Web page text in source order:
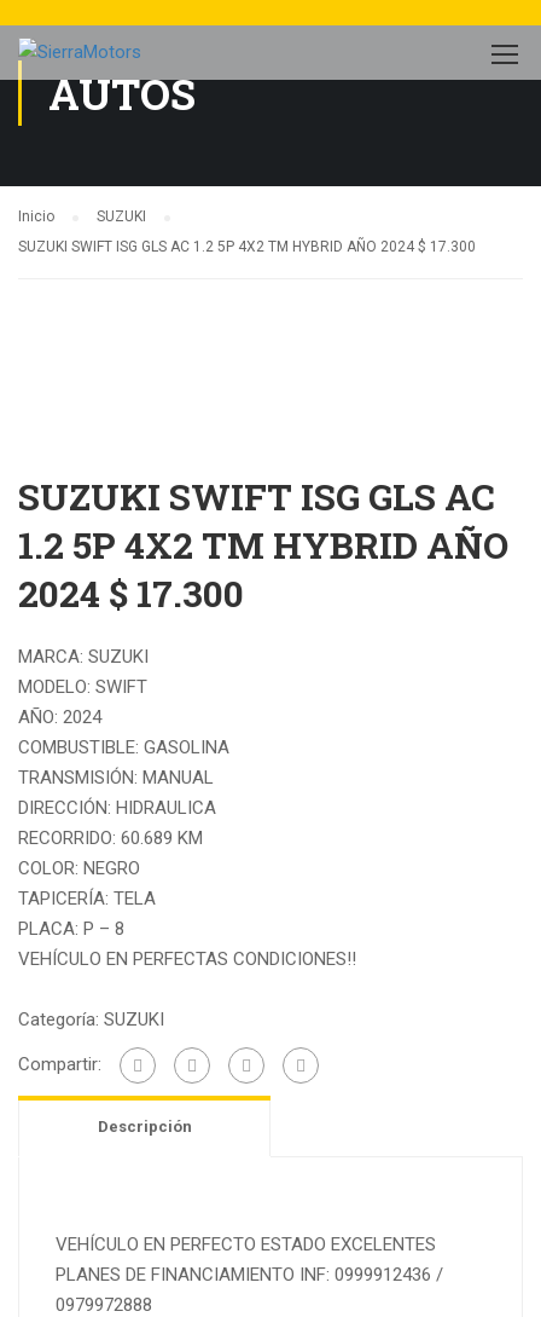
AUTOS
Inicio
SUZUKI
SUZUKI SWIFT ISG GLS AC 1.2 5P 4X2 TM HYBRID AÑO 2024 $ 17.300
SUZUKI SWIFT ISG GLS AC
1.2 5P 4X2 TM HYBRID AÑO
2024 $ 17.300
MARCA: SUZUKI
MODELO: SWIFT
AÑO: 2024
COMBUSTIBLE: GASOLINA
TRANSMISIÓN: MANUAL
DIRECCIÓN: HIDRAULICA
RECORRIDO: 60.689 KM
COLOR: NEGRO
TAPICERÍA: TELA
PLACA: P – 8
VEHÍCULO EN PERFECTAS CONDICIONES!!
Categoría: SUZUKI
Compartir:
Descripción
VEHÍCULO EN PERFECTO ESTADO EXCELENTES
PLANES DE FINANCIAMIENTO INF: 0999912436 /
0979972888